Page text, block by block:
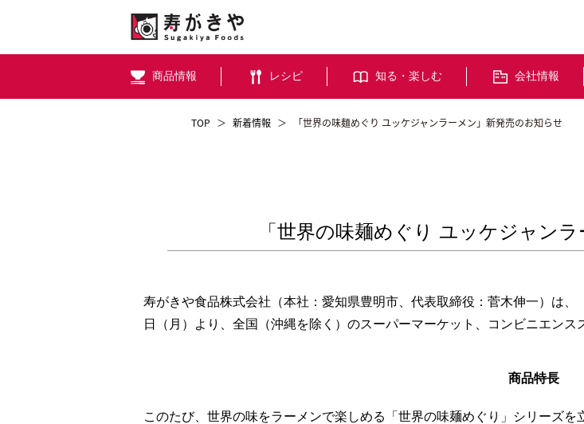
商品情報 レシピ 知る・楽しむ 会社情報
TOP ＞ 新着情報 ＞ 「世界の味麺めぐり ユッケジャンラーメン」新発売のお知らせ
「世界の味麺めぐり ユッケジャン
寿がきや食品株式会社（本社：愛知県豊明市、代表取締役：菅木伸一）は
日（月）より、全国（沖縄を除く）のスーパーマーケット、コンビニエンス
商品特長
このたび、世界の味をラーメンで楽しめる「世界の味麺めぐり」シリーズ